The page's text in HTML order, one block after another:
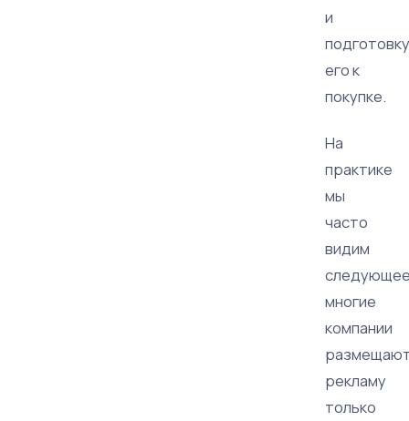
и
подготовку
его к
покупке.
На
практике
мы
часто
видим
многие
компании
рекламу
только